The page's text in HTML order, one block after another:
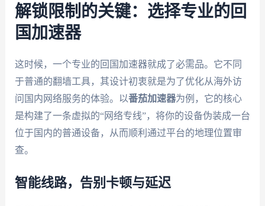
解锁限制的关键：选择专业的回
国加速器
这时候，一个专业的回国加速器就成了必需品。它不同
于普通的翻墙工具，其设计初衷就是为了优化从海外访
问国内网络服务的体验。以番茄加速器为例，它的核心
是构建了一条虚拟的“网络专线”，将你的设备伪装成一台
位于国内的普通设备，从而顺利通过平台的地理位置审
查。
智能线路，告别卡顿与延迟